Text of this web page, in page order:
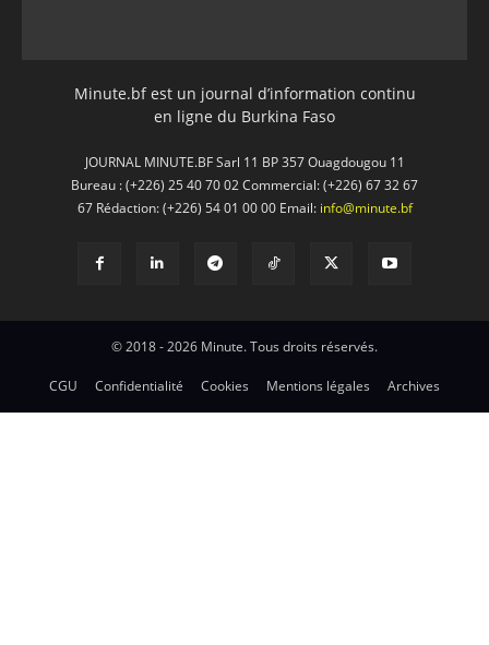
Minute.bf est un journal d’information continu
en ligne du Burkina Faso
JOURNAL MINUTE.BF Sarl 11 BP 357 Ouagdougou 11
Bureau : (+226) 25 40 70 02 Commercial: (+226) 67 32 67
67 Rédaction: (+226) 54 01 00 00 Email: info@minute.bf
© 2018 - 2026 Minute. Tous droits réservés.
CGU Confidentialité Cookies Mentions légales Archives